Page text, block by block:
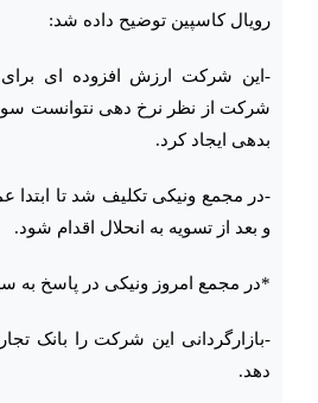
رویال کاسپین توضیح داده شد:
-این شرکت ارزش افزوده ای برای
شرکت از نظر نرخ دهی نتوانست
بدهی ایجاد کرد.
-در مجمع ونیکی تکلیف شد تا ابتدا
و بعد از تسویه به انحلال اقدام شود.
*در مجمع امروز ونیکی در پاسخ به
-بازارگردانی این شرکت را بانک
دهد.